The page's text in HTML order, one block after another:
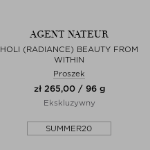
AGENT NATEUR
HOLI (RADIANCE) BEAUTY FROM
WITHIN
Proszek
zł 265,00 / 96 g
Ekskluzywny
SUMMER20